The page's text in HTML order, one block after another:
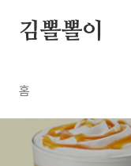
김뽈뽈이
홈